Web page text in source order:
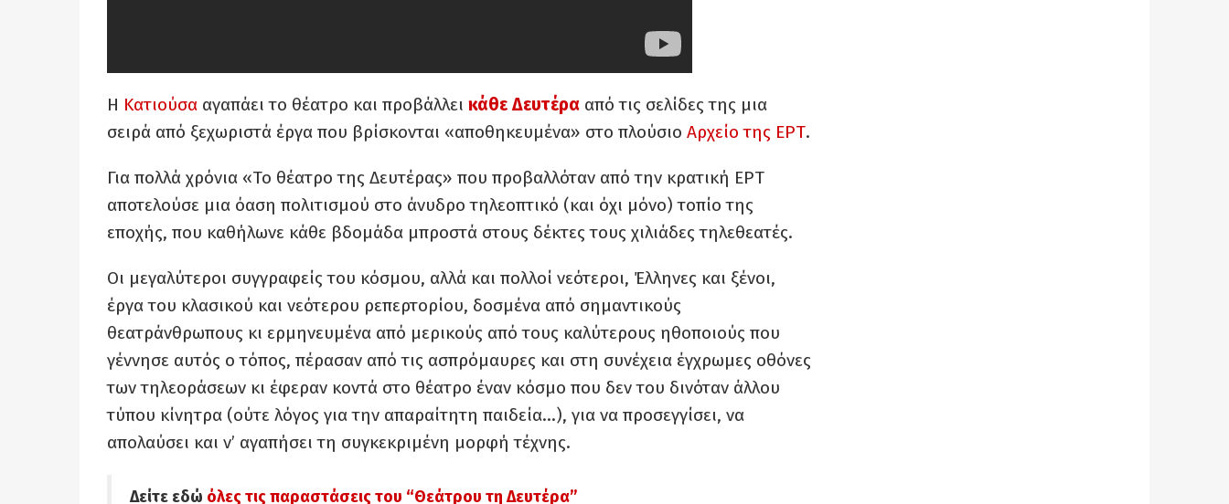
Η Κατιούσα αγαπάει το θέατρο και προβάλλει κάθε Δευτέρα από τις σελίδες της μια
σειρά από ξεχωριστά έργα που βρίσκονται «αποθηκευμένα» στο πλούσιο Αρχείο της ΕΡΤ.
Για πολλά χρόνια «Το θέατρο της Δευτέρας» που προβαλλόταν από την κρατική ΕΡΤ
αποτελούσε μια όαση πολιτισμού στο άνυδρο τηλεοπτικό (και όχι μόνο) τοπίο της
εποχής, που καθήλωνε κάθε βδομάδα μπροστά στους δέκτες τους χιλιάδες τηλεθεατές.
Οι μεγαλύτεροι συγγραφείς του κόσμου, αλλά και πολλοί νεότεροι, Έλληνες και ξένοι,
έργα του κλασικού και νεότερου ρεπερτορίου, δοσμένα από σημαντικούς
θεατράνθρωπους κι ερμηνευμένα από μερικούς από τους καλύτερους ηθοποιούς που
γέννησε αυτός ο τόπος, πέρασαν από τις ασπρόμαυρες και στη συνέχεια έγχρωμες οθόνες
των τηλεοράσεων κι έφεραν κοντά στο θέατρο έναν κόσμο που δεν του δινόταν άλλου
τύπου κίνητρα (ούτε λόγος για την απαραίτητη παιδεία…), για να προσεγγίσει, να
απολαύσει και ν’ αγαπήσει τη συγκεκριμένη μορφή τέχνης.
Δείτε εδώ όλες τις παραστάσεις του “Θεάτρου τη Δευτέρα”